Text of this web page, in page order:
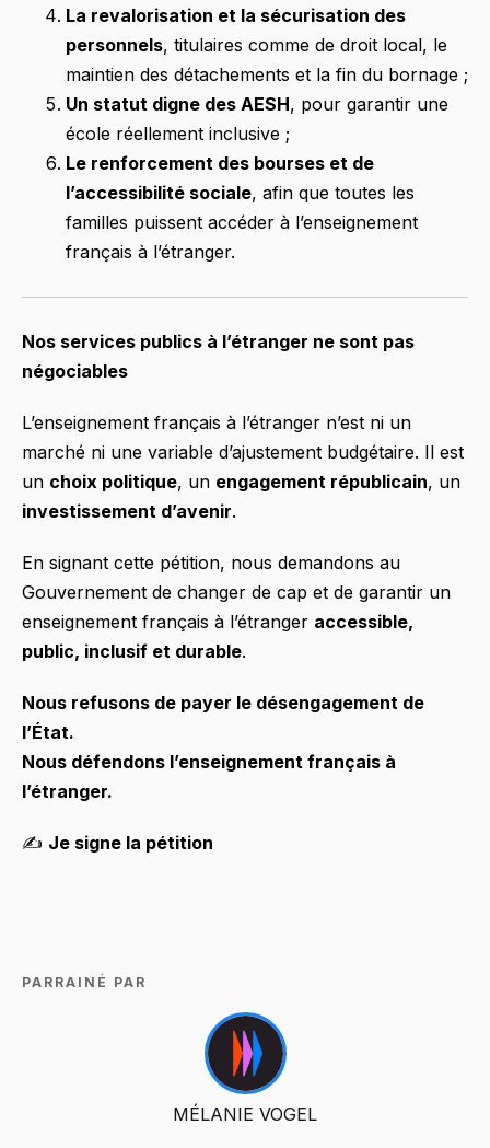
La revalorisation et la sécurisation des
personnels, titulaires comme de droit local, le
maintien des détachements et la fin du bornage ;
Un statut digne des AESH, pour garantir une
école réellement inclusive ;
Le renforcement des bourses et de
l’accessibilité sociale, afin que toutes les
familles puissent accéder à l’enseignement
français à l’étranger.
Nos services publics à l’étranger ne sont pas
négociables
L’enseignement français à l’étranger n’est ni un
marché ni une variable d’ajustement budgétaire. Il est
un choix politique, un engagement républicain, un
investissement d’avenir.
En signant cette pétition, nous demandons au
Gouvernement de changer de cap et de garantir un
enseignement français à l’étranger accessible,
public, inclusif et durable.
Nous refusons de payer le désengagement de
l’État.
Nous défendons l’enseignement français à
l’étranger.
✍️ Je signe la pétition
PARRAINÉ PAR
MÉLANIE VOGEL